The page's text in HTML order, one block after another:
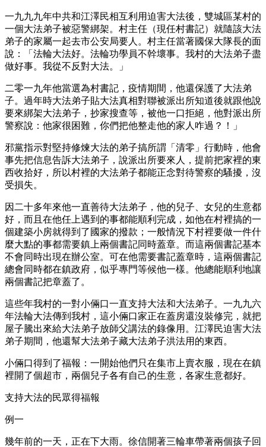
一九九九年中共和江澤民相互利用迫害大法後，雙城區某村的
一個大法弟子被惡警綁架。村主任（現任村書記）就隨該大法
弟子的家屬一起去市公安局要人。村主任當著國保大隊長的面
說：「法輪大法好。法輪功學員不幹壞事。我村的大法弟子盡
做好事。我從不反對大法。」
二零一九年他當選為村書記，疫情期間，他還保護了大法弟
子。過年時大法弟子貼大法真相對聯被派出所知道後就跟他說
要來綁架大法弟子，抄家搜查等，被他一口拒絕，他對派出所
警察說：他家很困難，你們把他整走他的家人咋過？！」
邪黨指示對堅持修煉大法的弟子搞所謂「清零」行動時，他會
事先把信息告訴大法弟子，說派出所要來人，提前把家裡的東
西收拾好，所以村裡的大法弟子都能正念對待警察的騷擾，沒
受損失。
因二十多年來他一直善待大法弟子，他的兒子、女兒的生意都
好，而且在他任上遇到的事都能順利完成，如他在村裡搞的一
個建築小房就得到了國家的撥款；一般情況下村裡要做一件什
麼大點的事都需要鎮上兩個書記同時蓋章。而這兩個書記基本
不會同時出現在辦公室。可在他需要書記蓋章時，這兩個書記
總會同時都在鎮政府，似乎專門等候他一樣。他總能順利地讓
兩個書記把章蓋了。
這些年我村的一對小倆口一直支持大法和大法弟子。一九九六
年法輪大法傳到我村，這小倆口家正在蓋房還沒裝修完，就把
屋子騰出來給大法弟子放師父講法的錄像用。江澤民迫害大法
弟子期間，他還幫大法弟子藏大法弟子洪法用的東西。
小倆口得到了福報：一開始他們只在集市上賣衣服，現在在鎮
裡開了個超市，兩個兒子各有自己的生意，各家生意都好。
支持大法的民眾得福報
例一
幾年前的一天，正在下大雨。徐信開著三輪車帶著兩個孩子回